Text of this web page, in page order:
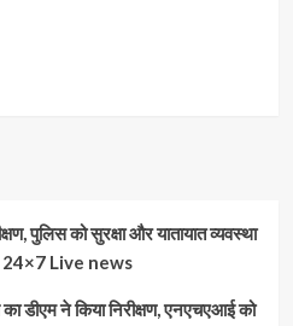
पुलिस को सुरक्षा और यातायात व्यवस्था
Live news
डीएम ने किया निरीक्षण, एनएचएआई को